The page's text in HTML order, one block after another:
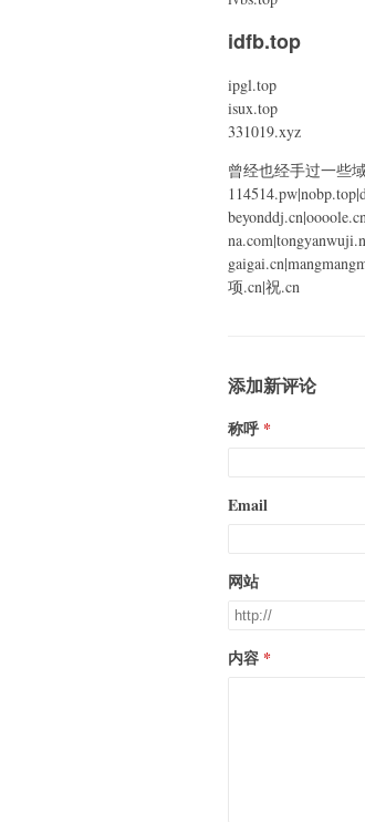
idfb.top
ipgl.top
isux.top
331019.xyz
曾经也经手过一些
项.cn|祝.cn
添加新评论
称呼
Email
网站
内容